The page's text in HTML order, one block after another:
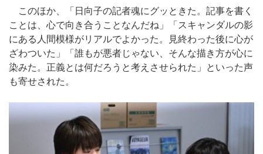
このほか、「日向子の記者魂にグッときた。記事を書く
ことは、心で向き合うことなんだね」「スキャンダルの影
にある人間模様がリアルでよかった。見終わった後に心が
ざわついた」「誰もが悪者じゃない、そんな描き方が心に
染みた。正義とは何だろうと考えさせられた」といった声
も寄せされた。